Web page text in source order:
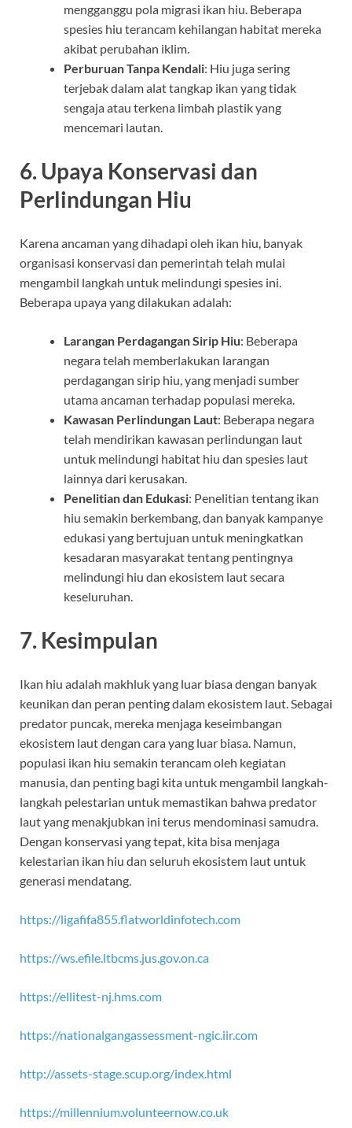
mengganggu pola migrasi ikan hiu. Beberapa
spesies hiu terancam kehilangan habitat mereka
akibat perubahan iklim.
Perburuan Tanpa Kendali: Hiu juga sering
terjebak dalam alat tangkap ikan yang tidak
sengaja atau terkena limbah plastik yang
mencemari lautan.
6. Upaya Konservasi dan
Perlindungan Hiu
Karena ancaman yang dihadapi oleh ikan hiu, banyak
organisasi konservasi dan pemerintah telah mulai
mengambil langkah untuk melindungi spesies ini.
Beberapa upaya yang dilakukan adalah:
Larangan Perdagangan Sirip Hiu: Beberapa
negara telah memberlakukan larangan
perdagangan sirip hiu, yang menjadi sumber
utama ancaman terhadap populasi mereka.
Kawasan Perlindungan Laut: Beberapa negara
telah mendirikan kawasan perlindungan laut
untuk melindungi habitat hiu dan spesies laut
lainnya dari kerusakan.
Penelitian dan Edukasi: Penelitian tentang ikan
hiu semakin berkembang, dan banyak kampanye
edukasi yang bertujuan untuk meningkatkan
kesadaran masyarakat tentang pentingnya
melindungi hiu dan ekosistem laut secara
keseluruhan.
7. Kesimpulan
Ikan hiu adalah makhluk yang luar biasa dengan banyak
keunikan dan peran penting dalam ekosistem laut. Sebagai
predator puncak, mereka menjaga keseimbangan
ekosistem laut dengan cara yang luar biasa. Namun,
populasi ikan hiu semakin terancam oleh kegiatan
manusia, dan penting bagi kita untuk mengambil langkah-
langkah pelestarian untuk memastikan bahwa predator
laut yang menakjubkan ini terus mendominasi samudra.
Dengan konservasi yang tepat, kita bisa menjaga
kelestarian ikan hiu dan seluruh ekosistem laut untuk
generasi mendatang.
https://ligafifa855.flatworldinfotech.com
https://ws.efile.ltbcms.jus.gov.on.ca
https://ellitest-nj.hms.com
https://nationalgangassessment-ngic.iir.com
http://assets-stage.scup.org/index.html
https://millennium.volunteernow.co.uk